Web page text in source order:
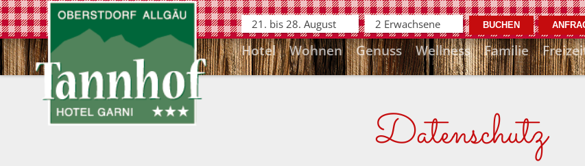
21. bis 28. August 2 Erwachsene
Hotel Wohnen Genuss Wellness Familie
Datenschutz